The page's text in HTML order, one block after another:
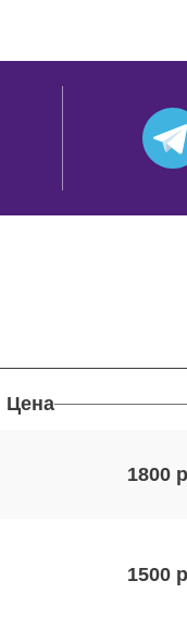
Цена
1800
1500